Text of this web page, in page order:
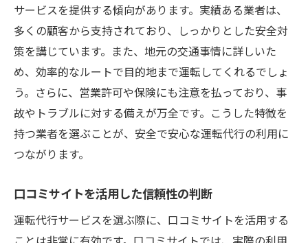
サービスを提供する傾向があります。実績ある業者は、
多くの顧客から支持されており、しっかりとした安全対
策を講じています。また、地元の交通事情に詳しいた
め、効率的なルートで目的地まで運転してくれるでしょ
う。さらに、営業許可や保険にも注意を払っており、事
故やトラブルに対する備えが万全です。こうした特徴を
持つ業者を選ぶことが、安全で安心な運転代行の利用に
つながります。
口コミサイトを活用した信頼性の判断
運転代行サービスを選ぶ際に、口コミサイトを活用する